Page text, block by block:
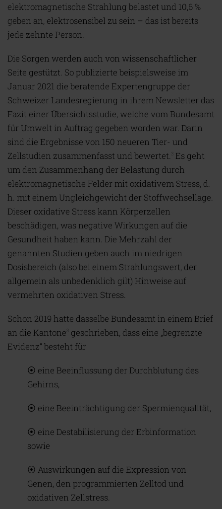
elektromagnetische Strahlung belastet und 10,6 %
geben an, elektrosensibel zu sein – das ist bereits
jede zehnte Person.
Die Sorgen werden auch von wissenschaftlicher
Seite gestützt. So publizierte beispielsweise im
Januar 2021 die beratende Expertengruppe der
Schweizer Landesregierung in ihrem Newsletter das
Fazit einer Übersichtsstudie, welche vom Bundesamt
für Umwelt in Auftrag gegeben worden war. Darin
sind die Ergebnisse von 150 neueren Tier- und
Zellstudien zusammenfasst und bewertet. Es geht
um den Zusammenhang der Belastung durch
elektromagnetische Felder mit oxidativem Stress, d.
h. mit einem Ungleichgewicht der Stoffwechsellage.
Dieser oxidative Stress kann Körperzellen
beschädigen, was negative Wirkungen auf die
Gesundheit haben kann. Die Mehrzahl der
genannten Studien geben auch im niedrigen
Dosisbereich (also bei einem Strahlungswert, der
allgemein als unbedenklich gilt) Hinweise auf
vermehrten oxidativen Stress.
Schon 2019 hatte dasselbe Bundesamt in einem Brief
an die Kantone geschrieben, dass eine „begrenzte
Evidenz“ besteht für
⦿ eine Beeinflussung der Durchblutung des
Gehirns,
⦿ eine Beeinträchtigung der Spermienqualität,
⦿ eine Destabilisierung der Erbinformation
sowie
⦿ Auswirkungen auf die Expression von
Genen, den programmierten Zelltod und
oxidativen Zellstress.